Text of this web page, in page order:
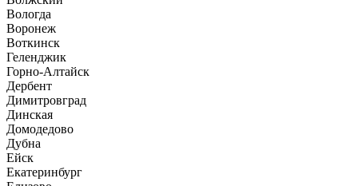
Вологда
Воронеж
Воткинск
Геленджик
Горно-Алтайск
Дербент
Димитровград
Динская
Домодедово
Дубна
Ейск
Екатеринбург